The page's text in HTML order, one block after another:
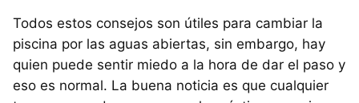
Todos estos consejos son útiles para cambiar la
piscina por las aguas abiertas, sin embargo, hay
quien puede sentir miedo a la hora de dar el paso y
eso es normal. La buena noticia es que cualquier